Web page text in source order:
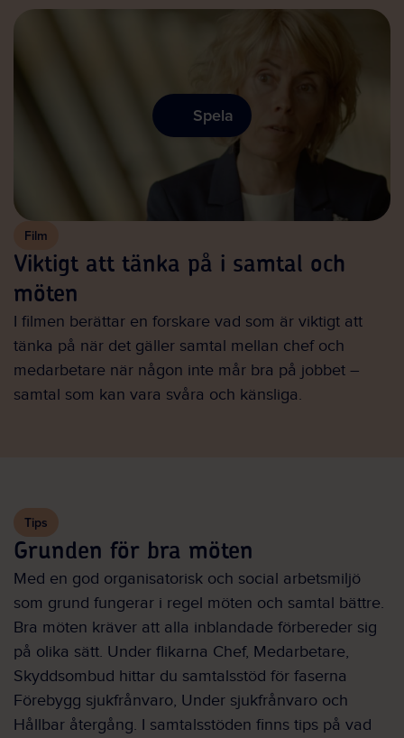
Spela
Film
Viktigt att tänka på i samtal och
möten
I filmen berättar en forskare vad som är viktigt att
tänka på när det gäller samtal mellan chef och
medarbetare när någon inte mår bra på jobbet –
samtal som kan vara svåra och känsliga.
Tips
Grunden för bra möten
Med en god organisatorisk och social arbetsmiljö
som grund fungerar i regel möten och samtal bättre.
Bra möten kräver att alla inblandade förbereder sig
på olika sätt. Under flikarna Chef, Medarbetare,
Skyddsombud hittar du samtalsstöd för faserna
Förebygg sjukfrånvaro, Under sjukfrånvaro och
Hållbar återgång. I samtalsstöden finns tips på vad